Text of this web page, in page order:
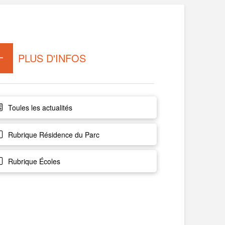
PLUS D'INFOS
Toules les actualités
Rubrique Résidence du Parc
Rubrique Écoles